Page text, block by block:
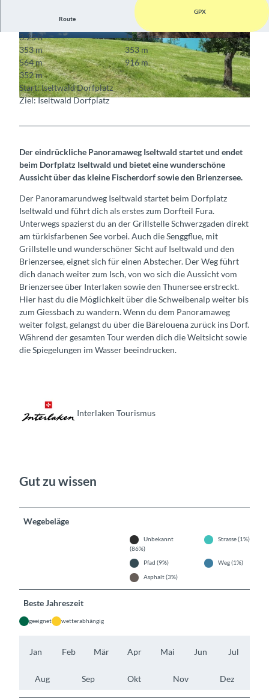
© Interlaken Tourismus, Interlaken Tourismus |
© web@interlakentourism.ch, Bönigen-Iseltwal
d Tourismus, Interlaken Tourismus | CC-BY-SA
© Interlaken Tourismus, Interlaken Tourismus
Route
GPX
3:25 h
11,51 km
353 m
353 m
564 m
916 m
352 m
Start: Iseltwald Dorfplatz
Ziel: Iseltwald Dorfplatz
Der eindrückliche Panoramaweg Iseltwald startet und endet
beim Dorfplatz Iseltwald und bietet eine wunderschöne
Aussicht über das kleine Fischerdorf sowie den Brienzersee.
Der Panoramarundweg Iseltwald startet beim Dorfplatz
Iseltwald und führt dich als erstes zum Dorfteil Fura.
Unterwegs spazierst du an der Grillstelle Schwerzgaden direkt
am türkisfarbenen See vorbei. Auch die Senggflue, mit
Grillstelle und wunderschöner Sicht auf Iseltwald und den
Brienzersee, eignet sich für einen Abstecher. Der Weg führt
dich danach weiter zum Isch, von wo sich die Aussicht vom
Brienzersee über Interlaken sowie den Thunersee erstreckt.
Hier hast du die Möglichkeit über die Schweibenalp weiter bis
zum Giessbach zu wandern. Wenn du dem Panoramaweg
weiter folgst, gelangst du über die Bärelouena zurück ins Dorf.
Während der gesamten Tour werden dich die Weitsicht sowie
die Spiegelungen im Wasser beeindrucken.
Interlaken Tourismus
Gut zu wissen
Wegebeläge
Unbekannt
(86%)
Strasse (1%)
Pfad (9%)
Weg (1%)
Asphalt (3%)
Beste Jahreszeit
geeignet wetterabhängig
Jan Feb Mär Apr Mai Jun Jul
Aug Sep Okt Nov Dez